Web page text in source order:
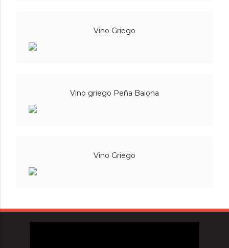
Vino Griego
Vino griego Peña Baiona
Vino Griego